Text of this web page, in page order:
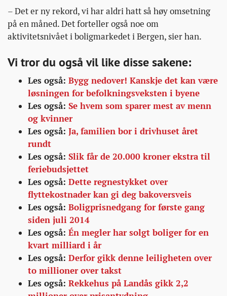
– Det er ny rekord, vi har aldri hatt så høy omsetning
på en måned. Det forteller også noe om
aktivitetsnivået i boligmarkedet i Bergen, sier han.
Vi tror du også vil like disse sakene:
Les også: Bygg nedover! Kanskje det kan være
løsningen for befolkningsveksten i byene
Les også: Se hvem som sparer mest av menn
og kvinner
Les også: Ja, familien bor i drivhuset året
rundt
Les også: Slik får de 20.000 kroner ekstra til
feriebudsjettet
Les også: Dette regnestykket over
flyttekostnader kan gi deg bakoversveis
Les også: Boligprisnedgang for første gang
siden juli 2014
Les også: Én megler har solgt boliger for en
kvart milliard i år
Les også: Derfor gikk denne leiligheten over
to millioner over takst
Les også: Rekkehus på Landås gikk 2,2